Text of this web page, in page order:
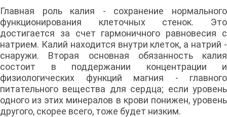
Главная роль калия - сохранение нормального
функционирования клеточных стенок. Это
достигается за счет гармоничного равновесия с
натрием. Калий находится внутри клеток, а натрий -
снаружи. Вторая основная обязанность калия
состоит в поддержании концентрации и
физиологических функций магния - главного
питательного вещества для сердца; если уровень
одного из этих минералов в крови понижен, уровень
другого, скорее всего, тоже будет низким.